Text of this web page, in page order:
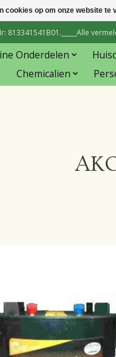
813341541B01._____Alle
Onderdelen
Chemicalien
cookies op om onze website te